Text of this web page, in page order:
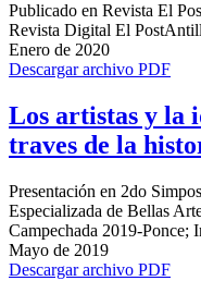
Publicado en Revista El
Revista Digital El
Enero de 2020
Descargar archivo PDF
Los artistas y la
traves de la
Presentación en 2do
Especializada de Bellas
Campechada 2019-Ponce;
Mayo de 2019
Descargar archivo PDF